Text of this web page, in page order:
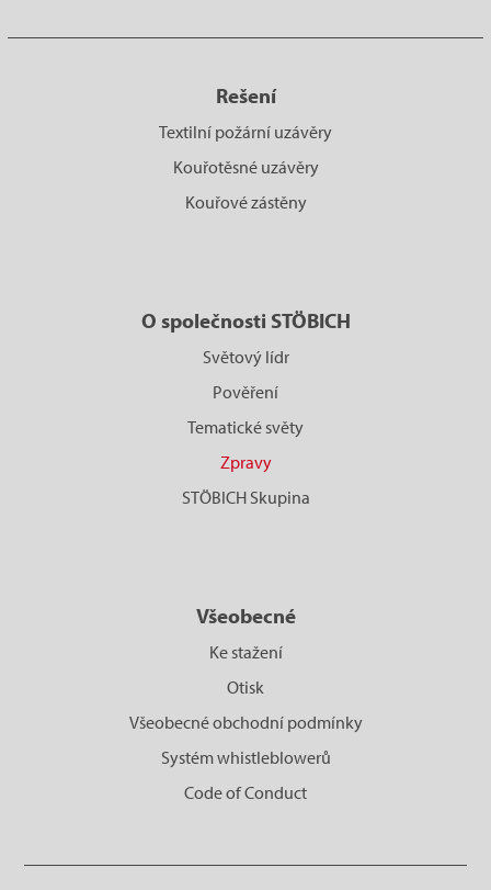
Rešení
Textilní požární uzávěry
Kouřotěsné uzávěry
Kouřové zástěny
O společnosti STÖBICH
Světový lídr
Pověření
Tematické světy
Zpravy
STÖBICH Skupina
Všeobecné
Ke stažení
Otisk
Všeobecné obchodní podmínky
Systém whistleblowerů
Code of Conduct